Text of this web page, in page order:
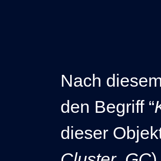
Nach
den Begriff “
dieser